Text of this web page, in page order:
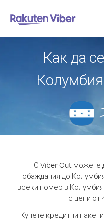
Как да
С Viber Out можете
обаждания до
всеки номер в
с цени от
Купете кредитни